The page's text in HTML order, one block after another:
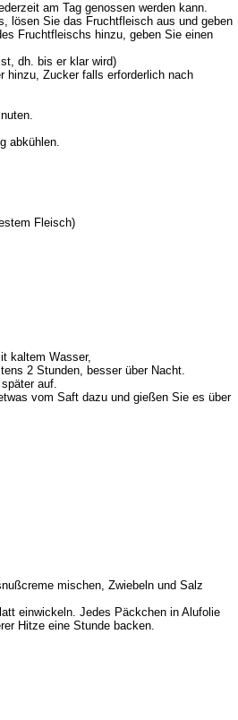
am Tag genossen werden kann.
lösen Sie das Fruchtfleisch aus und geben
Fruchtfleischs hinzu, geben Sie einen
dh. bis er klar wird)
hinzu, Zucker falls erforderlich nach
abkühlen.
Fleisch)
kaltem Wasser,
2 Stunden, besser über Nacht.
auf.
vom Saft dazu und gießen Sie es über
mischen, Zwiebeln und Salz
einwickeln. Jedes Päckchen in Alufolie
Hitze eine Stunde backen.